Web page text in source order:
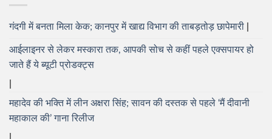
गंदगी में बनता मिला केक; कानपुर में खाद्य विभाग की ताबड़तोड़ छापेमारी
आईलाइनर से लेकर मस्कारा तक, आपकी सोच से कहीं पहले एक्सपायर हो
जाते हैं ये ब्यूटी प्रोडक्ट्स
महादेव की भक्ति में लीन अक्षरा सिंह; सावन की दस्तक से पहले ‘मैं दीवानी
महाकाल की’ गाना रिलीज